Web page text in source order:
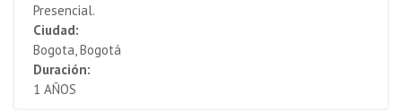
Presencial.
Ciudad:
Bogota, Bogotá
Duración:
1 AÑOS